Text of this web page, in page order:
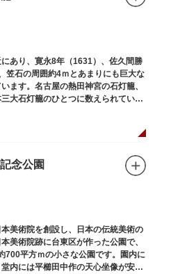
あり、寛永8年（1631）、佐久間勝
笠石の周囲約4ｍとあまりにも巨大な
ます。名古屋の熱田神宮の石灯籠、
大石灯籠のひとつに数えられていま
念公園
美術院を創設し、日本の伝統美術の
美術院跡に台東区が作った公園で、
700平方ｍの小さな公園です。園内に
内には平櫛田中作の天心坐像が安置